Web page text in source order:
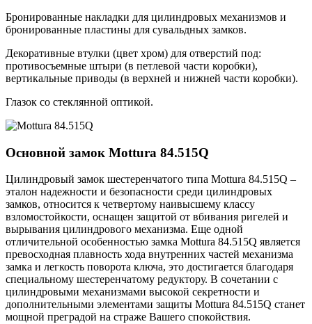
Бронированные накладки для цилиндровых механизмов и
бронированные пластины для сувальдных замков.
Декоративные втулки (цвет хром) для отверстий под:
противосъемные штыри (в петлевой части коробки),
вертикальные приводы (в верхней и нижней части коробки).
Глазок со стеклянной оптикой.
Основной замок Mottura 84.515Q
Цилиндровый замок шестеренчатого типа Mottura 84.515Q –
эталон надежности и безопасности среди цилиндровых
замков, относится к четвертому наивысшему классу
взломостойкости, оснащен защитой от вбивания ригелей и
вырывания цилиндрового механизма. Еще одной
отличительной особенностью замка Mottura 84.515Q является
превосходная плавность хода внутренних частей механизма
замка и легкость поворота ключа, это достигается благодаря
специальному шестеренчатому редуктору. В сочетании с
цилиндровыми механизмами высокой секретности и
дополнительными элементами защиты Mottura 84.515Q станет
мощной преградой на страже Вашего спокойствия.